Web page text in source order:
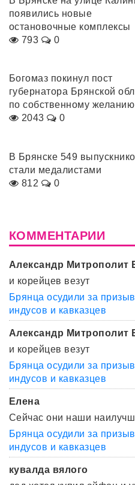
появились новые
остановочные комплексы
793
0
Богомаз покинул пост
губернатора Брянской
по собственному желанию
2043
0
В Брянске 549
стали медалистами
812
0
КОММЕНТАРИИ
Александр Митрополит
и корейцев везут
Брянца осудили за
индусов и кавказцев
Александр Митрополит
и корейцев везут
Брянца осудили за
индусов и кавказцев
Елена
Сейчас они наши
Брянца осудили за
индусов и кавказцев
кувалда вялого